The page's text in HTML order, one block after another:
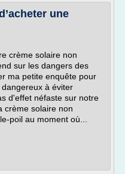
une
crème solaire non
sur les dangers des
ma petite enquête pour
à éviter
d'effet néfaste sur notre
crème solaire non
poil au moment où...